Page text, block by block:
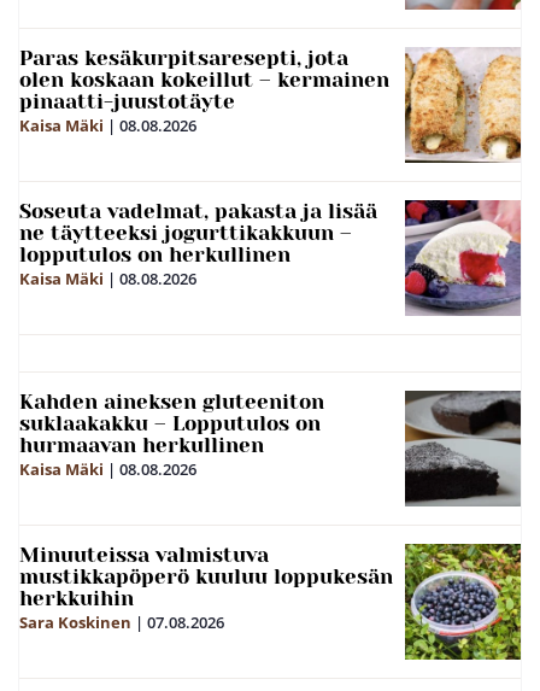
Paras kesäkurpitsaresepti, jota
olen koskaan kokeillut – kermainen
pinaatti-juustotäyte
Kaisa Mäki | 08.08.2026
Soseuta vadelmat, pakasta ja lisää
ne täytteeksi jogurttikakkuun –
lopputulos on herkullinen
Kaisa Mäki | 08.08.2026
Kahden aineksen gluteeniton
suklaakakku – Lopputulos on
hurmaavan herkullinen
Kaisa Mäki | 08.08.2026
Minuuteissa valmistuva
mustikkapöperö kuuluu loppukesän
herkkuihin
Sara Koskinen | 07.08.2026